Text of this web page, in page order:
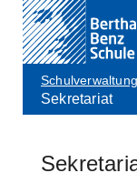
Schulverwaltung
Sekretariat